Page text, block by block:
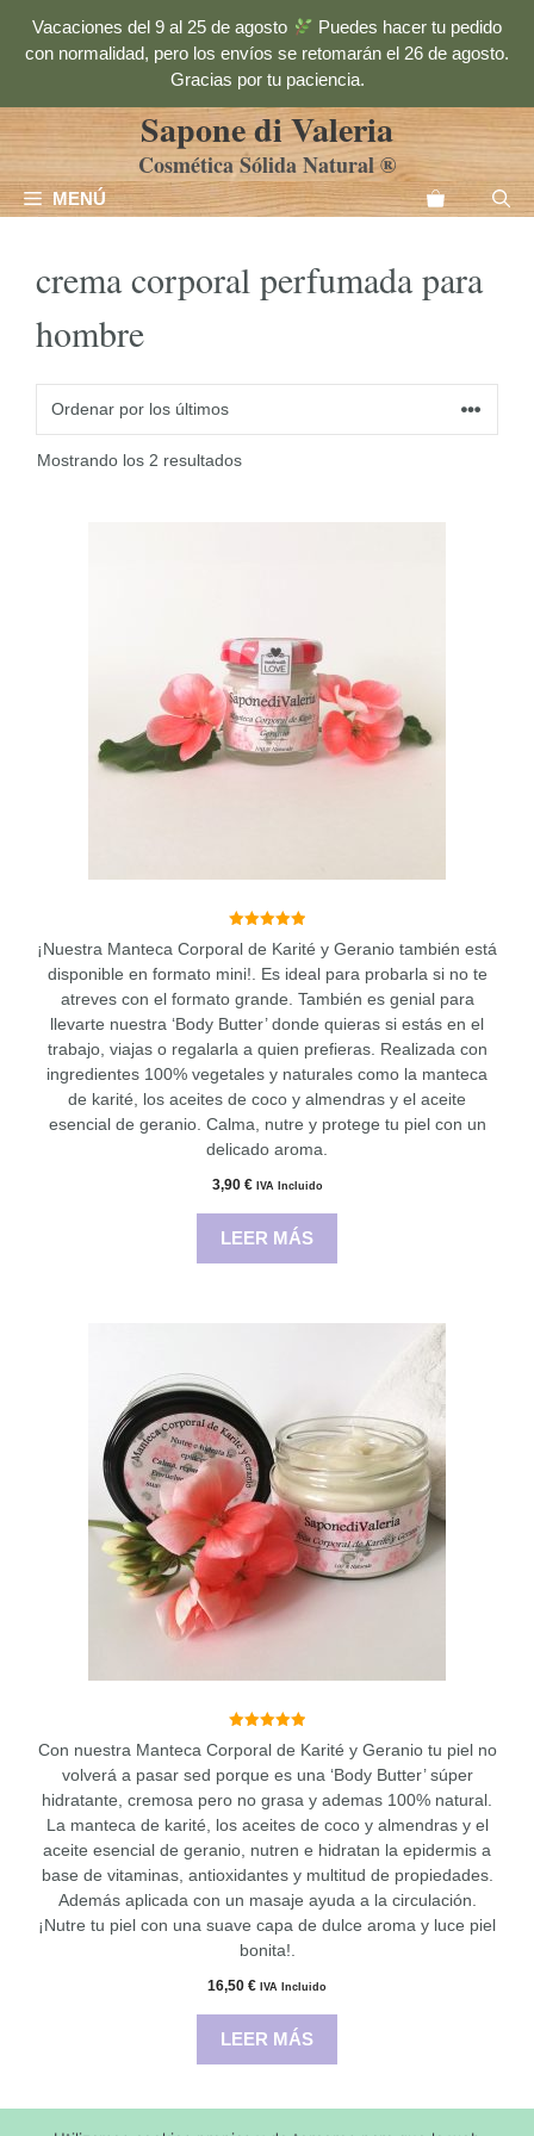
contenido
Vacaciones del 9 al 25 de agosto
Puedes hacer tu pedido
con normalidad, pero los envíos se retomarán el 26 de agosto.
Gracias por tu paciencia.
Sapone di Valeria
Cosmética Sólida Natural ®
MENÚ
crema corporal perfumada para
hombre
Mostrando los 2 resultadosOrdenado
de 5
¡Nuestra Manteca Corporal de Karité y Geranio también está
disponible en formato mini!. Es ideal para probarla si no te
atreves con el formato grande. También es genial para
llevarte nuestra ‘Body Butter’ donde quieras si estás en el
trabajo, viajas o regalarla a quien prefieras. Realizada con
ingredientes 100% vegetales y naturales como la manteca
de karité, los aceites de coco y almendras y el aceite
esencial de geranio. Calma, nutre y protege tu piel con un
delicado aroma.
3,90 € IVA Incluido
LEER MÁS
de 5
Con nuestra Manteca Corporal de Karité y Geranio tu piel no
volverá a pasar sed porque es una ‘Body Butter’ súper
hidratante, cremosa pero no grasa y ademas 100% natural.
La manteca de karité, los aceites de coco y almendras y el
aceite esencial de geranio, nutren e hidratan la epidermis a
base de vitaminas, antioxidantes y multitud de propiedades.
Además aplicada con un masaje ayuda a la circulación.
¡Nutre tu piel con una suave capa de dulce aroma y luce piel
bonita!.
16,50 € IVA Incluido
LEER MÁS